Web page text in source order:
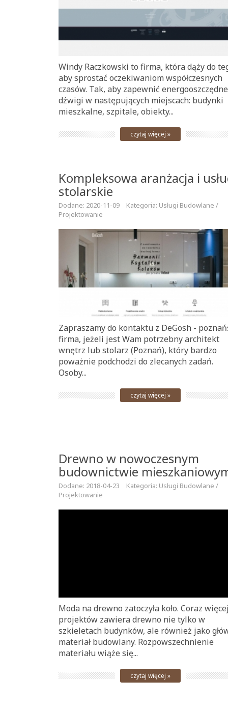
Windy Raczkowski to firma, która dąży do
aby sprostać oczekiwaniom współczesnych
czasów. Tak, aby zapewnić energooszczędne
dźwigi w następujących miejscach: budynki
mieszkalne, szpitale, obiekty...
czytaj więcej »
Kompleksowa aranżacja i
stolarskie
Dodane: 2020-11-09
Kategoria: Usługi Budowlane /
Projektowanie
Zapraszamy do kontaktu z DeGosh -
firma, jeżeli jest Wam potrzebny architekt
wnętrz lub stolarz (Poznań), który bardzo
poważnie podchodzi do zlecanych zadań.
Osoby...
czytaj więcej »
Drewno w nowoczesnym
budownictwie
Dodane: 2018-04-23
Kategoria: Usługi Budowlane /
Projektowanie
Moda na drewno zatoczyła koło. Coraz
projektów zawiera drewno nie tylko w
szkieletach budynków, ale również jako
materiał budowlany. Rozpowszechnienie
materiału wiąże się...
czytaj więcej »